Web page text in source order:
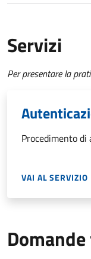
Servizi
Per presentare la
Procedimento
VAI AL SERVIZIO